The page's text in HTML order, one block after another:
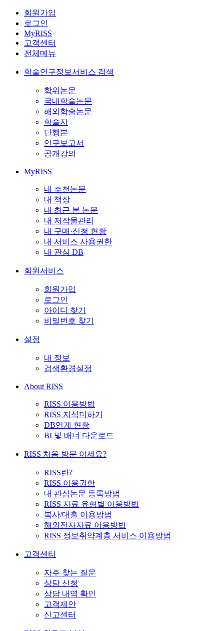
회원가입
로그인
MyRISS
고객센터
전체메뉴
학술연구정보서비스 검색
학위논문
국내학술논문
해외학술논문
학술지
단행본
연구보고서
공개강의
MyRISS
내 추천논문
내 책장
내 최근 본 논문
내 저작물관리
내 구매·신청 현황
내 서비스 사용권한
내 관심 DB
회원서비스
회원가입
로그인
아이디 찾기
비밀번호 찾기
설정
내 정보
검색환경설정
About RISS
RISS 이용방법
RISS 지식더하기
DB연계 현황
BI 및 배너 다운로드
RISS 처음 방문 이세요?
RISS란?
RISS 이용권한
내 관심논문 등록방법
RISS 자료 유형별 이용방법
복사/대출 이용방법
해외전자자료 이용방법
RISS 정보취약계층 서비스 이용방법
고객센터
자주 찾는 질문
상담 신청
상담 내역 확인
고객제안
신고센터